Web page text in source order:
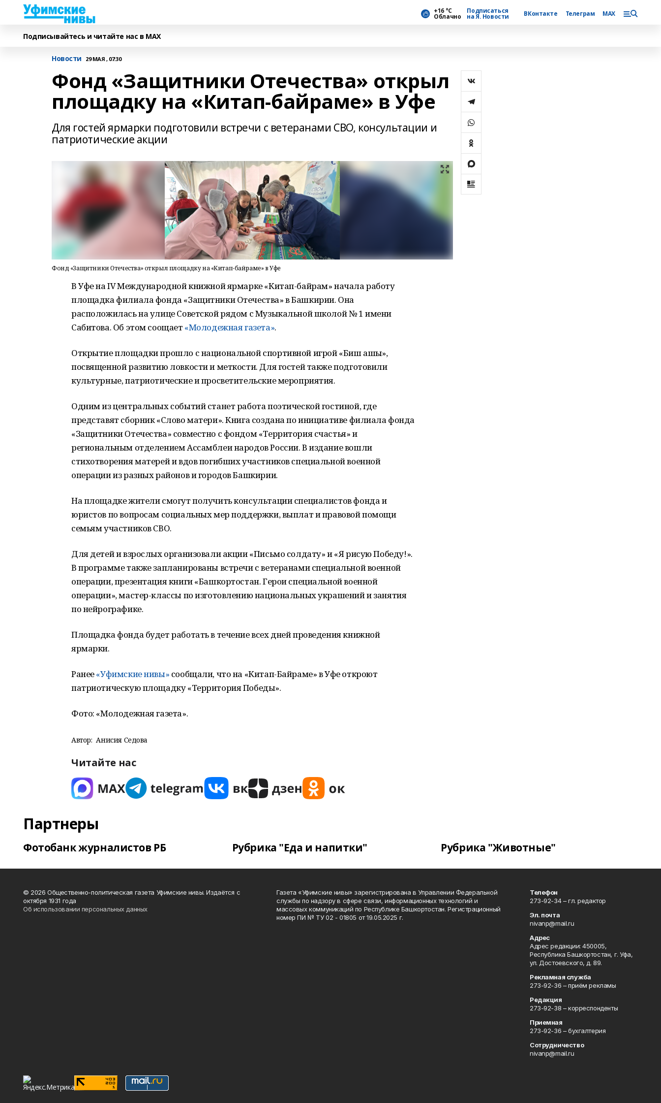
+16 °С
Облачно
Подписаться
на Я. Новости ВКонтакте Телеграм MAX
Подписывайтесь и читайте нас в MAX
Новости 29 МАЯ , 07:30
Фонд «Защитники Отечества» открыл
площадку на «Китап-байраме» в Уфе
Для гостей ярмарки подготовили встречи с ветеранами СВО, консультации и
патриотические акции
Фонд «Защитники Отечества» открыл площадку на «Китап-байраме» в Уфе
В Уфе на IV Международной книжной ярмарке «Китап-байрам» начала работу
площадка филиала фонда «Защитники Отечества» в Башкирии. Она
расположилась на улице Советской рядом с Музыкальной школой № 1 имени
Сабитова. Об этом соощает «Молодежная газета».
Открытие площадки прошло с национальной спортивной игрой «Биш ашыҡ»,
посвященной развитию ловкости и меткости. Для гостей также подготовили
культурные, патриотические и просветительские мероприятия.
Одним из центральных событий станет работа поэтической гостиной, где
представят сборник «Слово матери». Книга создана по инициативе филиала фонда
«Защитники Отечества» совместно с фондом «Территория счастья» и
региональным отделением Ассамблеи народов России. В издание вошли
стихотворения матерей и вдов погибших участников специальной военной
операции из разных районов и городов Башкирии.
На площадке жители смогут получить консультации специалистов фонда и
юристов по вопросам социальных мер поддержки, выплат и правовой помощи
семьям участников СВО.
Для детей и взрослых организовали акции «Письмо солдату» и «Я рисую Победу!».
В программе также запланированы встречи с ветеранами специальной военной
операции, презентация книги «Башкортостан. Герои специальной военной
операции», мастер-классы по изготовлению национальных украшений и занятия
по нейрографике.
Площадка фонда будет работать в течение всех дней проведения книжной
ярмарки.
Ранее«Уфимские нивы» сообщали, что на «Китап-Байраме» в Уфе откроют
патриотическую площадку «Территория Победы».
Фото: «Молодежная газета».
Автор: Анисия Седова
Читайте нас
Партнеры
Фотобанк журналистов РБ Рубрика "Еда и напитки" Рубрика "Животные"
© 2026 Общественно-политическая газета Уфимские нивы. Издаётся с
октября 1931 года
Об использовании персональных данных
Газета «Уфимские нивы» зарегистрирована в Управлении Федеральной
службы по надзору в сфере связи, информационных технологий и
массовых коммуникаций по Республике Башкортостан. Регистрационный
номер ПИ № ТУ 02 - 01805 от 19.05.2025 г.
Телефон
273-92-34 – гл. редактор
Эл. почта
nivanp@mail.ru
Адрес
Адрес редакции: 450005,
Республика Башкортостан, г. Уфа,
ул. Достоевского, д. 89.
Рекламная служба
273-92-36 – приём рекламы
Редакция
273-92-38 – корреспонденты
Приемная
273-92-36 – бухгалтерия
Сотрудничество
nivanp@mail.ru